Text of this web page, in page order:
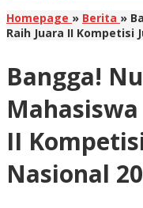
Homepage » Berita »
Raih Juara II Kompetisi
Bangga!
Mahasiswa
II
Nasional